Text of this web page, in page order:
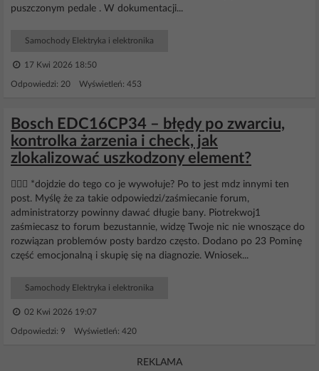
puszczonym pedale . W dokumentacji...
Samochody Elektryka i elektronika
17 Kwi 2026 18:50
Odpowiedzi: 20 Wyświetleń: 453
Bosch EDC16CP34 – błędy po zwarciu,
kontrolka żarzenia i check, jak
zlokalizować uszkodzony element?
🤦🏻‍♂️ *dojdzie do tego co je wywołuje? Po to jest mdz innymi ten
post. Myślę że za takie odpowiedzi/zaśmiecanie forum,
administratorzy powinny dawać długie bany. Piotrekwoj1
zaśmiecasz to forum bezustannie, widzę Twoje nic nie wnoszące do
rozwiązan problemów posty bardzo często. Dodano po 23 Pominę
część emocjonalną i skupię się na diagnozie. Wniosek...
Samochody Elektryka i elektronika
02 Kwi 2026 19:07
Odpowiedzi: 9 Wyświetleń: 420
REKLAMA